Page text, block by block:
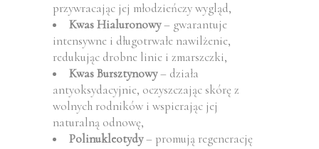
przywracając jej młodzieńczy wygląd,
Kwas Hialuronowy– gwarantuje
intensywne i długotrwałe nawilżenie,
redukując drobne linie i zmarszczki,
Kwas Bursztynowy– działa
antyoksydacyjnie, oczyszczając skórę z
wolnych rodników i wspierając jej
naturalną odnowę,
Polinukleotydy– promują regenerację